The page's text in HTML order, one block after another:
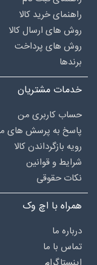
راهنمای خرید کالا
روش های ارسال کالا
روش های پرداخت
برندها
خدمات مشتریان
حساب کاربری من
پاسخ به پرسش های
رویه بازگرداندن کالا
شرایط و قوانین
نکات حقوقی
همراه با اچ وک
درباره‌ ما
تماس با ما